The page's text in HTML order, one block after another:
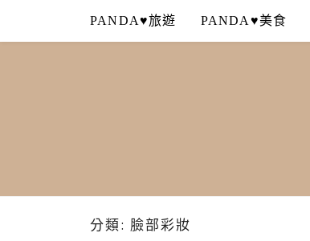
content
PANDA♥旅遊 PANDA♥美食
分類: 臉部彩妝